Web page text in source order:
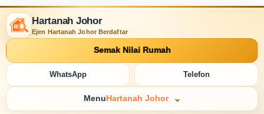
Hartanah Johor
Ejen Hartanah Johor Berdaftar
Semak Nilai Rumah
WhatsApp Telefon
Menu Hartanah Johor